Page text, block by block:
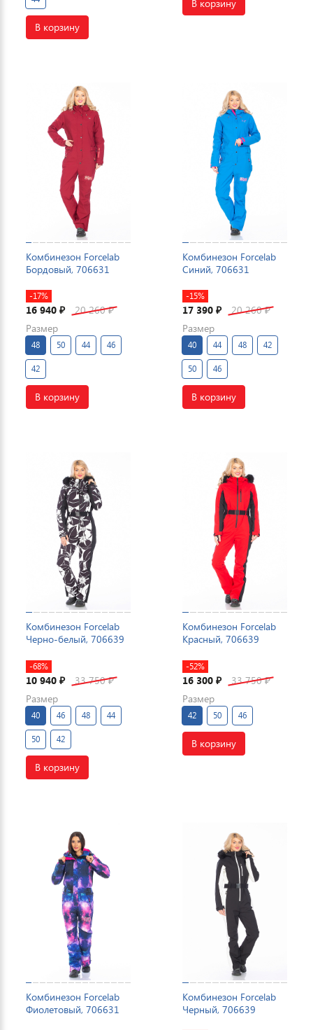
В корзину
В корзину
Комбинезон Forcelab
Бордовый, 706631
-17%
16 940 ₽ 20 260₽
Размер
48 50 44 46
42
В корзину
Комбинезон Forcelab
Синий, 706631
-15%
17 390 ₽ 20 260₽
Размер
40 44 48 42
50 46
В корзину
Комбинезон Forcelab
Черно-белый, 706639
-68%
10 940 ₽ 33 750₽
Размер
40 46 48 44
50 42
В корзину
Комбинезон Forcelab
Красный, 706639
-52%
16 300 ₽ 33 750₽
Размер
42 50 46
В корзину
Комбинезон Forcelab
Фиолетовый, 706631
Комбинезон Forcelab
Черный, 706639